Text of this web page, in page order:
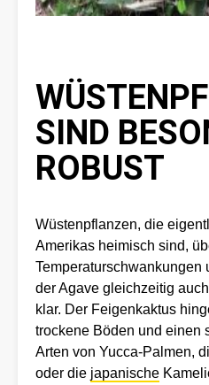
SIND
ROBUST
Wüstenpflanzen, die
Amerikas heimisch sind,
Temperaturschwankungen
der Agave gleichzeitig
klar. Der Feigenkaktus
trockene Böden und einen
Arten von Yucca-Palmen,
oder die japanische